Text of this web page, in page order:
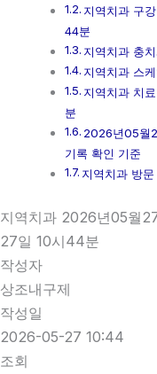
지역치과 구
44분
지역치과 충
지역치과 스
지역치과 치
분
2026년05월
기록 확인 기준
지역치과 방
지역치과 2026년05월
27일 10시44분
작성자
상조내구제
작성일
2026-05-27 10:44
조회